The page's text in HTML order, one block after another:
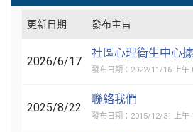
更新日期 發布主旨
2026/6/17
社區心理衛生中心
發布日期：2022/11/16 上午
2025/8/22
聯絡我們
發布日期：2015/12/31 上午